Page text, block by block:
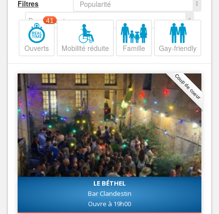
Filtres
Popularité
Decroissant
Ouverts
41
Mobilité réduite Famille Gay-friendly
Coup de coeur
LE BÉTHEL
Bar Clandestin
Ouvre à 19h00